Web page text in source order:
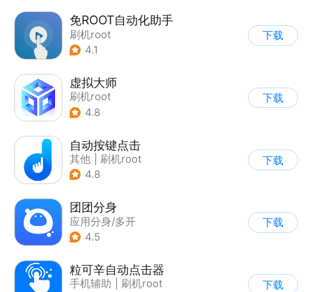
免ROOT自动化助手
刷机root
4.1
下载
虚拟大师
刷机root
4.8
下载
自动按键点击
其他
刷机root
4.8
下载
团团分身
应用分身/多开
| 刷机root
4.5
下载
粒可辛自动点击器
手机辅助
刷机root
下载